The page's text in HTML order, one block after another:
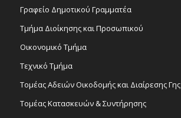
Γραφείο Δημοτικού Γραμματέα
Τμήμα Διοίκησης και Προσωπικού
Οικονομικό Τμήμα
Τεχνικό Τμήμα
Τομέας Αδειών Οικοδομής και Διαίρεσης Γης
Τομέας Κατασκευών & Συντήρησης